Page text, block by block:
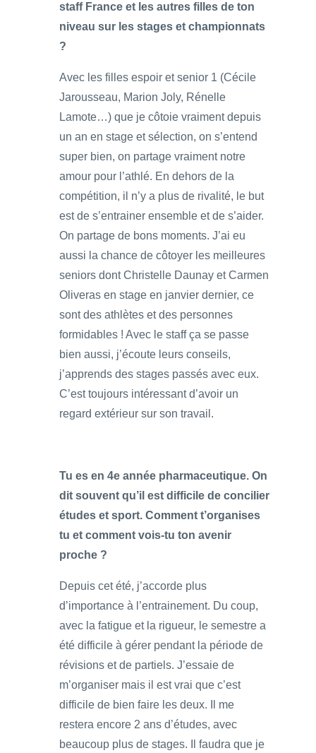
staff France et les autres filles de ton
niveau sur les stages et championnats
?
Avec les filles espoir et senior 1 (Cécile
Jarousseau, Marion Joly, Rénelle
Lamote…) que je côtoie vraiment depuis
un an en stage et sélection, on s’entend
super bien, on partage vraiment notre
amour pour l’athlé. En dehors de la
compétition, il n’y a plus de rivalité, le but
est de s’entrainer ensemble et de s’aider.
On partage de bons moments. J’ai eu
aussi la chance de côtoyer les meilleures
seniors dont Christelle Daunay et Carmen
Oliveras en stage en janvier dernier, ce
sont des athlètes et des personnes
formidables ! Avec le staff ça se passe
bien aussi, j’écoute leurs conseils,
j’apprends des stages passés avec eux.
C’est toujours intéressant d’avoir un
regard extérieur sur son travail.
Tu es en 4e année pharmaceutique. On
dit souvent qu’il est difficile de concilier
études et sport. Comment t’organises
tu et comment vois-tu ton avenir
proche ?
Depuis cet été, j’accorde plus
d’importance à l’entrainement. Du coup,
avec la fatigue et la rigueur, le semestre a
été difficile à gérer pendant la période de
révisions et de partiels. J’essaie de
m’organiser mais il est vrai que c’est
difficile de bien faire les deux. Il me
restera encore 2 ans d’études, avec
beaucoup plus de stages. Il faudra que je